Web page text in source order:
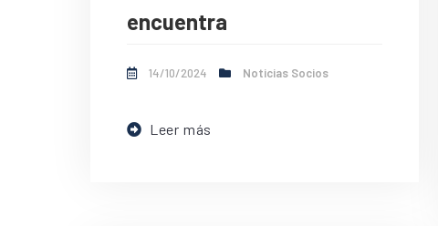
encuentra
14/10/2024 Noticias Socios
Leer más